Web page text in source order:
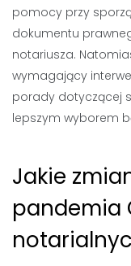
pomocy przy
dokumentu
notariusza.
wymagający
porady dotyczącej
lepszym wyborem
Jakie
pandemia